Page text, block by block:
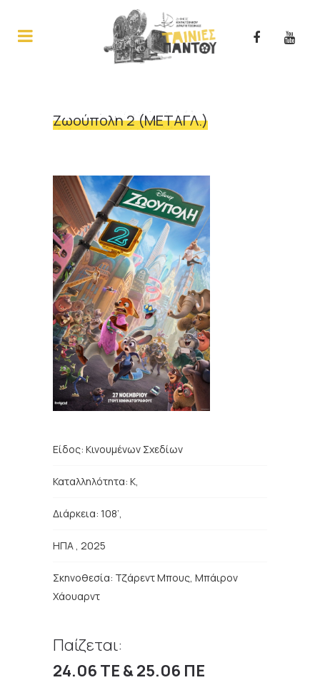
Zωούπολη 2 (ΜΕΤΑΓΛ.)
Είδος: Κινουμένων Σχεδίων
Καταλληλότητα: Κ,
Διάρκεια: 108’,
ΗΠΑ, 2025
Σκηνοθεσία: Τζάρεντ Μπους, Μπάιρον
Χάουαρντ
Παίζεται:
24.06 ΤΕ & 25.06 ΠΕ